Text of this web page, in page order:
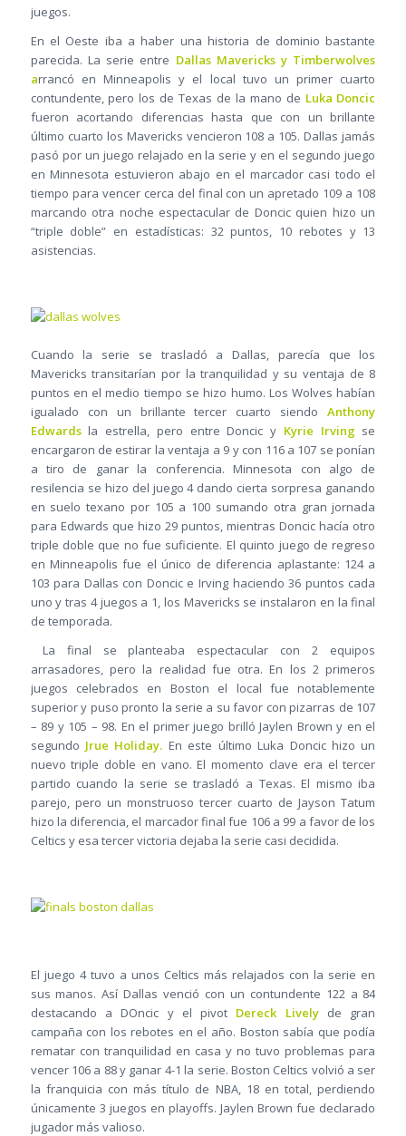
juegos.
En el Oeste iba a haber una historia de dominio bastante
parecida. La serie entre Dallas Mavericks y Timberwolves
arrancó en Minneapolis y el local tuvo un primer cuarto
contundente, pero los de Texas de la mano de Luka Doncic
fueron acortando diferencias hasta que con un brillante
último cuarto los Mavericks vencieron 108 a 105. Dallas jamás
pasó por un juego relajado en la serie y en el segundo juego
en Minnesota estuvieron abajo en el marcador casi todo el
tiempo para vencer cerca del final con un apretado 109 a 108
marcando otra noche espectacular de Doncic quien hizo un
“triple doble” en estadísticas: 32 puntos, 10 rebotes y 13
asistencias.
Cuando la serie se trasladó a Dallas, parecía que los
Mavericks transitarían por la tranquilidad y su ventaja de 8
puntos en el medio tiempo se hizo humo. Los Wolves habían
igualado con un brillante tercer cuarto siendoAnthony
Edwardsla estrella, pero entre Doncic y Kyrie Irvingse
encargaron de estirar la ventaja a 9 y con 116 a 107 se ponían
a tiro de ganar la conferencia. Minnesota con algo de
resilencia se hizo del juego 4 dando cierta sorpresa ganando
en suelo texano por 105 a 100 sumando otra gran jornada
para Edwards que hizo 29 puntos, mientras Doncic hacía otro
triple doble que no fue suficiente. El quinto juego de regreso
en Minneapolis fue el único de diferencia aplastante: 124 a
103 para Dallas con Doncic e Irving haciendo 36 puntos cada
uno y tras 4 juegos a 1, los Mavericks se instalaron en la final
de temporada.
La final se planteaba espectacular con 2 equipos
arrasadores, pero la realidad fue otra. En los 2 primeros
juegos celebrados en Boston el local fue notablemente
superior y puso pronto la serie a su favor con pizarras de 107
– 89 y 105 – 98. En el primer juego brilló Jaylen Brown y en el
segundo Jrue Holiday. En este último Luka Doncic hizo un
nuevo triple doble en vano. El momento clave era el tercer
partido cuando la serie se trasladó a Texas. El mismo iba
parejo, pero un monstruoso tercer cuarto de Jayson Tatum
hizo la diferencia, el marcador final fue 106 a 99 a favor de los
Celtics y esa tercer victoria dejaba la serie casi decidida.
El juego 4 tuvo a unos Celtics más relajados con la serie en
sus manos. Así Dallas venció con un contundente 122 a 84
destacando a DOncic y el pivot Dereck Livelyde gran
campaña con los rebotes en el año. Boston sabía que podía
rematar con tranquilidad en casa y no tuvo problemas para
vencer 106 a 88 y ganar 4-1 la serie. Boston Celtics volvió a ser
la franquicia con más título de NBA, 18 en total, perdiendo
únicamente 3 juegos en playoffs. Jaylen Brown fue declarado
jugador más valioso.